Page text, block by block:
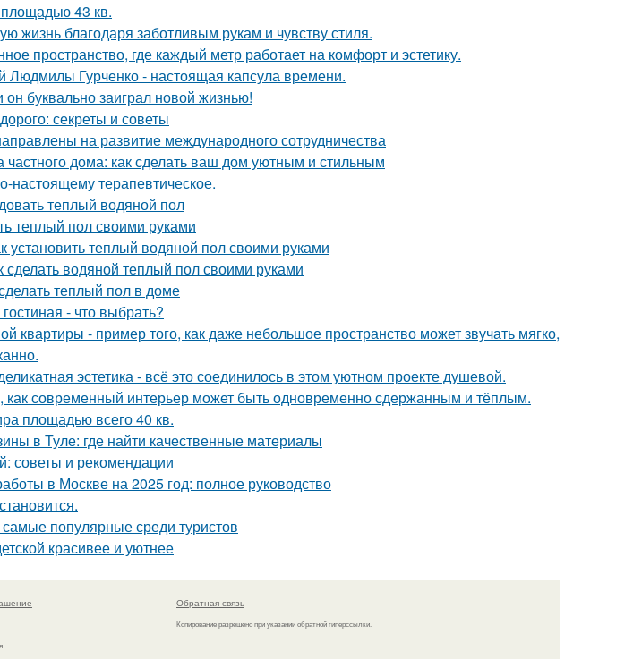
43 кв.
жизнь благодаря заботливым рукам и чувству стиля.
пространство, где каждый метр работает на комфорт и эстетику.
Людмилы Гурченко - настоящая капсула времени.
буквально заиграл новой жизнью!
секреты и советы
на развитие международного сотрудничества
дома: как сделать ваш дом уютным и стильным
настоящему терапевтическое.
теплый водяной пол
теплый пол своими руками
установить теплый водяной пол своими руками
водяной теплый пол своими руками
теплый пол в доме
- что выбрать?
квартиры - пример того, как даже небольшое пространство может звучать мягко,
эстетика - всё это соединилось в этом уютном проекте душевой.
как современный интерьер может быть одновременно сдержанным и тёплым.
площадью всего 40 кв.
в Туле: где найти качественные материалы
советы и рекомендации
в Москве на 2025 год: полное руководство
популярные среди туристов
красивее и уютнее
Обратная связь
Копирование разрешено при указании обратной гиперссылки.